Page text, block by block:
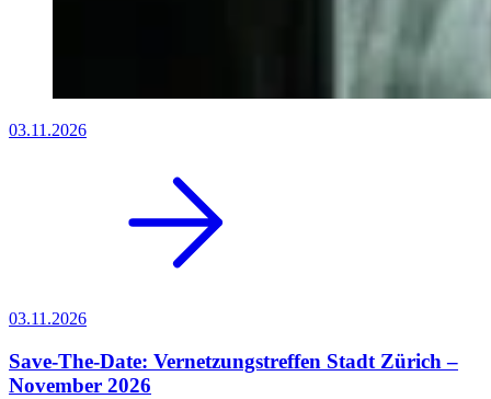
03.11.2026
03.11.2026
Save-The-Date: Vernetzungstreffen Stadt Zürich –
November 2026